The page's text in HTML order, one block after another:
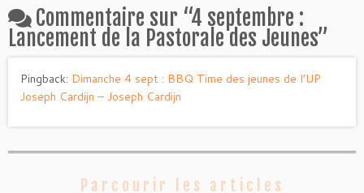
Commentaire sur “4 septembre :
Lancement de la Pastorale des Jeunes”
Pingback: Dimanche 4 sept : BBQ Time des jeunes de l’UP
Joseph Cardijn – Joseph Cardijn
Parcourir les articles